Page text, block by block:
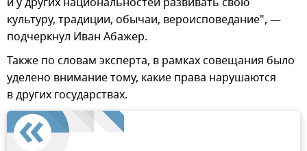
культуру, традиции, обычаи, вероисповедание", —
подчеркнул Иван Абажер.
Также по словам эксперта, в рамках совещания было
уделено внимание тому, какие права нарушаются
в других государствах.